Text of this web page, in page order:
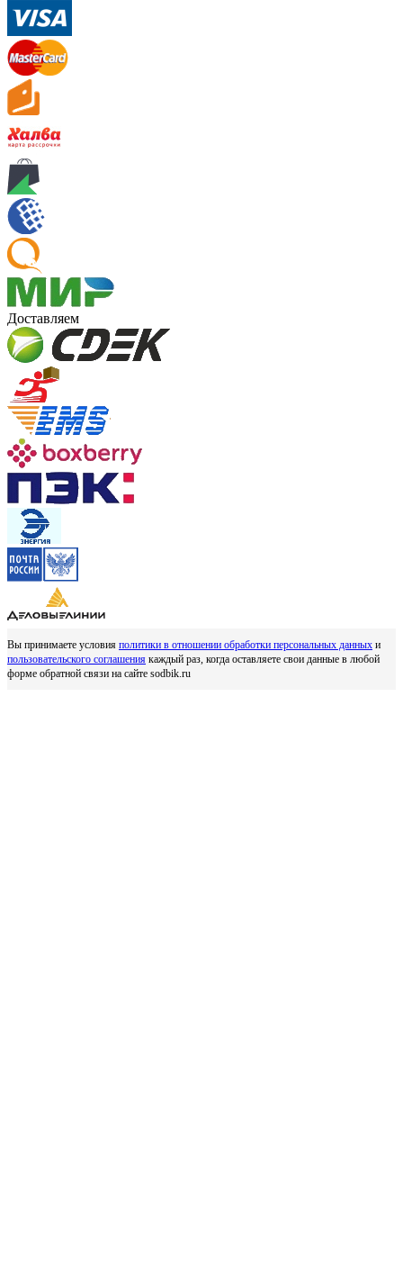
Доставляем
Вы принимаете условия политики в отношении обработки персональных данных и
пользовательского соглашения каждый раз, когда оставляете свои данные в любой
форме обратной связи на сайте sodbik.ru